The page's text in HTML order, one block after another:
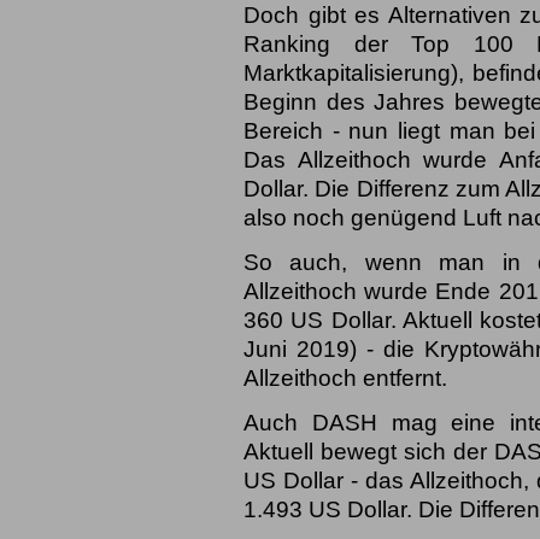
Doch gibt es Alternativen
Ranking der Top 100
Marktkapitalisierung),
Beginn des Jahres
Bereich - nun liegt man
Das Allzeithoch wurde
Dollar. Die Differenz zum
also noch genügend Luft
So auch, wenn man in
Allzeithoch wurde Ende
360 US Dollar. Aktuell
Juni 2019) - die
Allzeithoch entfernt.
Auch DASH mag eine
Aktuell bewegt sich der
US Dollar - das
1.493 US Dollar. Die